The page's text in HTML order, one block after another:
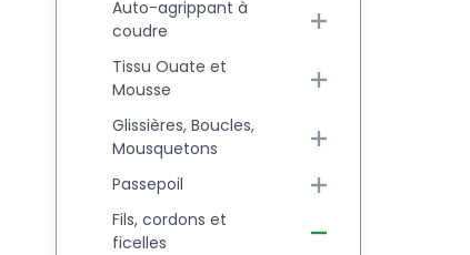
Auto-agrippant à
coudre
Tissu Ouate et
Mousse
Glissières, Boucles,
Mousquetons
Passepoil
Fils, cordons et
ficelles